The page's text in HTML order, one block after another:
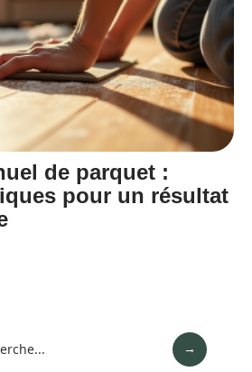
de parquet :
pour un résultat